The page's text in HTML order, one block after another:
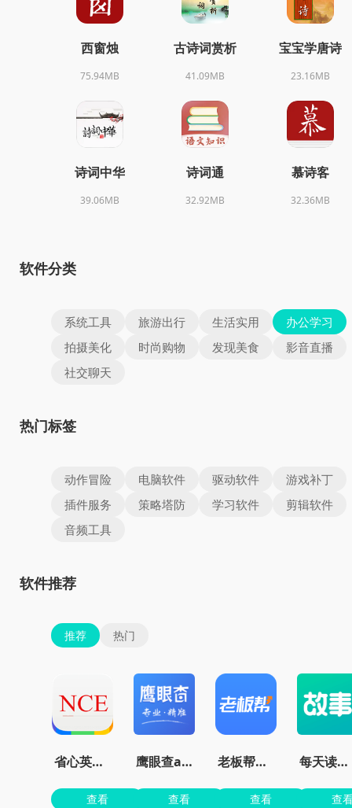
西窗烛
75.94MB
古诗词赏析
41.09MB
宝宝学唐诗
23.16MB
诗词中华
39.06MB
诗词通
32.92MB
慕诗客
32.36MB
软件分类
系统工具 旅游出行 生活实用
办公学习
拍摄美化
时尚购物 发现美食
影音直播
社交聊天
热门标签
动作冒险 电脑软件 驱动软件
游戏补丁
插件服务
策略塔防 学习软件
剪辑软件
音频工具
软件推荐
推荐 热门
省心英语新概念安卓版
查看
鹰眼查app
查看
老板帮官方版
查看
每天读点故事
查